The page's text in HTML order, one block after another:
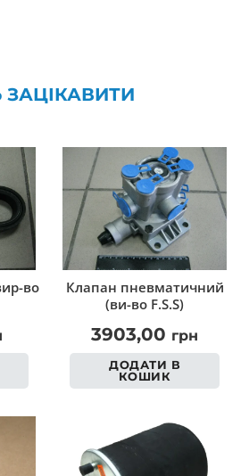
во
Клапан пневматичний
(ви-во F.S.S)
3903,00 грн
ДОДАТИ В
КОШИК